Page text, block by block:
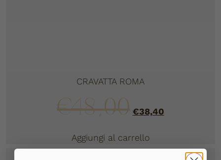
CRAVATTA ROMA
€48,00 €38,40
Aggiungi al carrello